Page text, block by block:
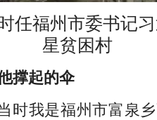
任福州市委书记
星贫困村
撑起的伞
时我是福州市富泉